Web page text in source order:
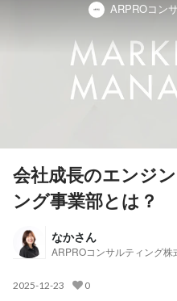
ARPROコン
会社成長のエンジ
ング事業部とは？
なかさん
ARPROコンサルティング株
2025-12-23 0